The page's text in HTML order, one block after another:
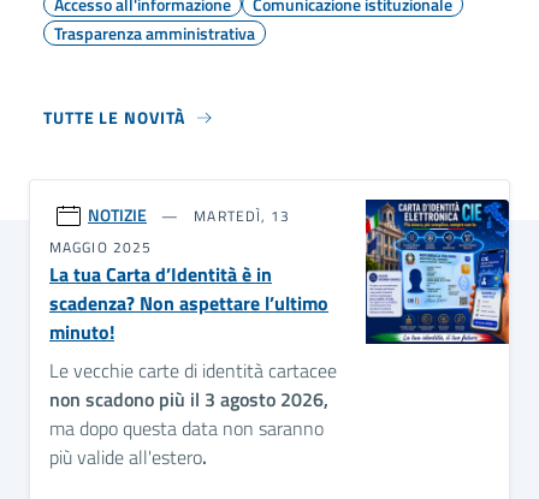
Trasparenza amministrativa
TUTTE LE NOVITÀ
NOTIZIE
MARTEDÌ, 13
MAGGIO 2025
La tua Carta d’Identità è in
scadenza? Non aspettare l’ultimo
minuto!
Le vecchie carte di identità cartacee
non scadono più il 3 agosto 2026,
ma dopo questa data non saranno
più valide all'estero.